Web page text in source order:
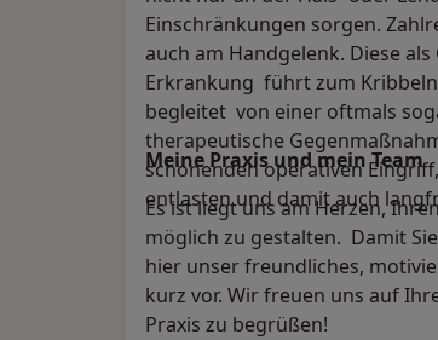
Einschränkungen sorgen.
auch am Handgelenk. Diese
Erkrankung führt zum
begleitet von einer oftmals
therapeutische
schonenden operativen
entlasten und damit auch
Meine Praxis und mein Team
Es ist liegt uns am Herzen,
möglich zu gestalten. Damit
hier unser freundliches,
kurz vor. Wir freuen uns auf
Praxis zu begrüßen!